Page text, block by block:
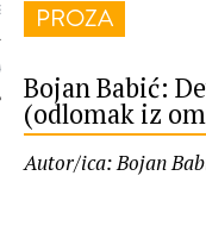
PROZA
Bojan Babić:
(odlomak iz
Autor/ica: Bojan